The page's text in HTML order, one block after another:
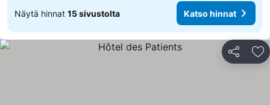
Näytä hinnat 15 sivustolta Katso hinnat
Jaa